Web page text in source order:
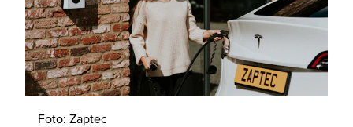
Foto: Zaptec